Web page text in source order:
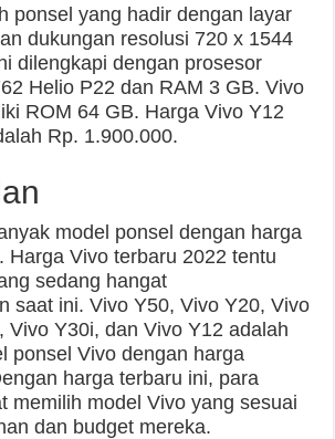
ponsel yang hadir dengan layar
dukungan resolusi 720 x 1544
dilengkapi dengan prosesor
Helio P22 dan RAM 3 GB. Vivo
ROM 64 GB. Harga Vivo Y12
Rp. 1.900.000.
model ponsel dengan harga
Harga Vivo terbaru 2022 tentu
sedang hangat
saat ini. Vivo Y50, Vivo Y20, Vivo
Vivo Y30i, dan Vivo Y12 adalah
ponsel Vivo dengan harga
harga terbaru ini, para
memilih model Vivo yang sesuai
dan budget mereka.